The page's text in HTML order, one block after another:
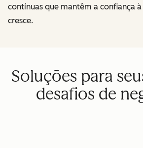
contínuas que mantêm a confiança
cresce.
Soluções para
desafios de